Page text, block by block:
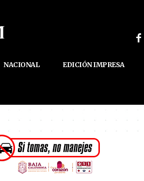
NACIONAL EDICIÓN IMPRESA